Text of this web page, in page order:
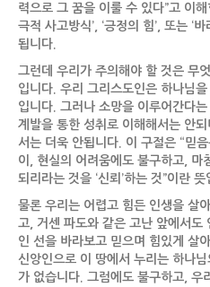
력으로 그 꿈을 이룰 수 있다”고 이
극적 사고방식’, ‘긍정의 힘’, 또는 ‘
됩니다.
그런데 우리가 주의해야 할 것은 무
입니다 . 우리 그리스도인은 하나님
입니다. 그러나 소망을 이루어간다
계발을 통한 성취로 이해해서는 안
서는 더욱 안됩니다. 이 구절은 “믿
이, 현실의 어려움에도 불구하고, 마
되리라는 것을 ‘신뢰’하는 것”이란 뜻
물론 우리는 어렵고 힘든 인생을 살
고 , 거센 파도와 같은 고난 앞에서
인 선을 바라보고 믿으며 힘있게 살
신앙인으로 이 땅에서 누리는 하나
가 없습니다. 그럼에도 불구하고, 우